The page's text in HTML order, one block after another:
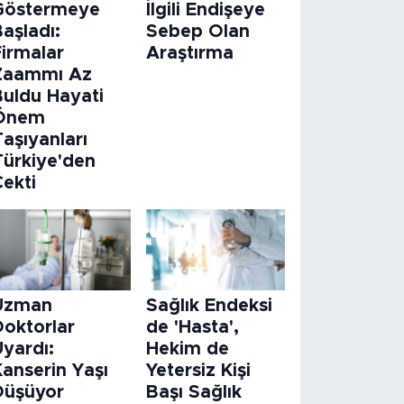
Az
Hayati
İlgili Endişeye
Sebep Olan
Araştırma
Yaşı
Sağlık Endeksi
de 'Hasta',
Hekim de
Yetersiz Kişi
Başı Sağlık